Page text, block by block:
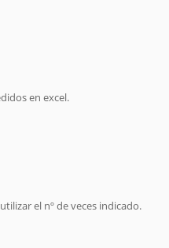
en excel.
el nº de veces indicado.